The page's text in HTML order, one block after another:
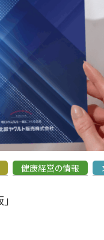
健康経営の情報